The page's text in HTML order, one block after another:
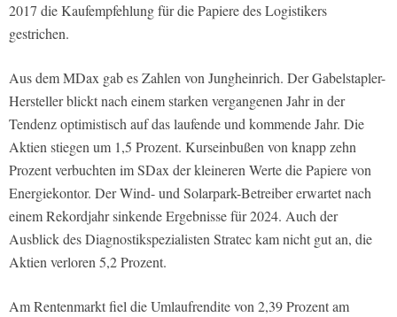
2017 die Kaufempfehlung für die Papiere des Logistikers
gestrichen.
Aus dem MDax gab es Zahlen von Jungheinrich. Der Gabelstapler-
Hersteller blickt nach einem starken vergangenen Jahr in der
Tendenz optimistisch auf das laufende und kommende Jahr. Die
Aktien stiegen um 1,5 Prozent. Kurseinbußen von knapp zehn
Prozent verbuchten im SDax der kleineren Werte die Papiere von
Energiekontor. Der Wind- und Solarpark-Betreiber erwartet nach
einem Rekordjahr sinkende Ergebnisse für 2024. Auch der
Ausblick des Diagnostikspezialisten Stratec kam nicht gut an, die
Aktien verloren 5,2 Prozent.
Am Rentenmarkt fiel die Umlaufrendite von 2,39 Prozent am